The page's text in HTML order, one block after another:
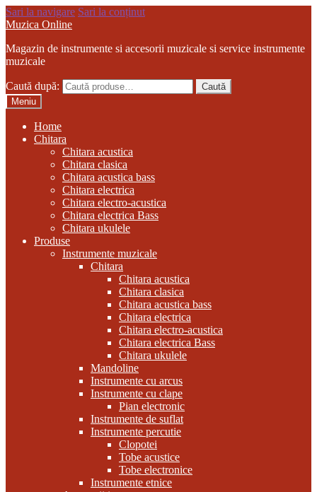
Sari la navigare Sari la conținut
Muzica Online
Magazin de instrumente si accesorii muzicale si service instrumente
muzicale
Caută după:
Caută
Meniu
Home
Chitara
Chitara acustica
Chitara clasica
Chitara acustica bass
Chitara electrica
Chitara electro-acustica
Chitara electrica Bass
Chitara ukulele
Produse
Instrumente muzicale
Chitara
Chitara acustica
Chitara clasica
Chitara acustica bass
Chitara electrica
Chitara electro-acustica
Chitara electrica Bass
Chitara ukulele
Mandoline
Instrumente cu arcus
Instrumente cu clape
Pian electronic
Instrumente de suflat
Instrumente percutie
Clopotei
Tobe acustice
Tobe electronice
Instrumente etnice